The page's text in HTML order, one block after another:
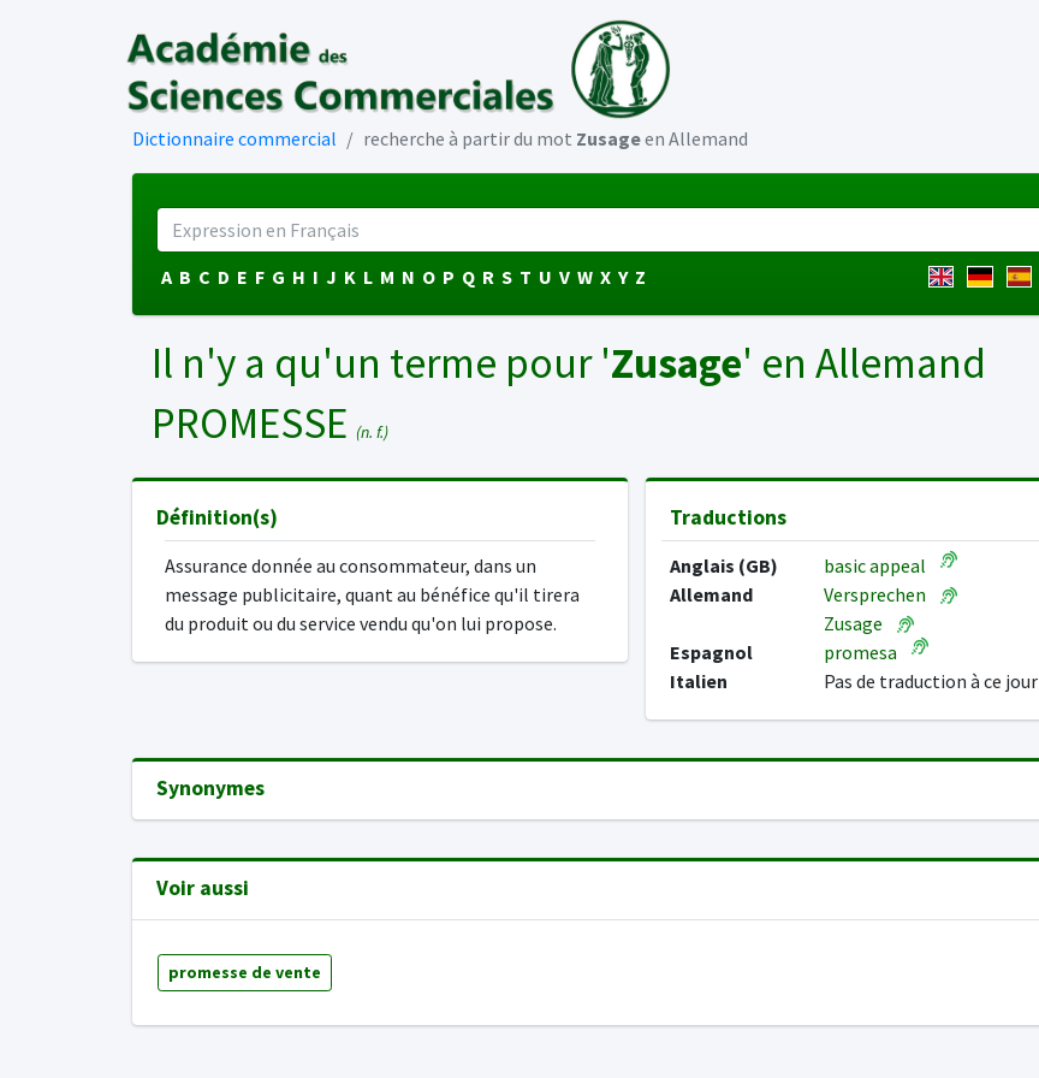
Dictionnaire commercial recherche à partir du mot Zusageen Allemand
A B C D E F G H I J K L M N O P Q R S T U V W X Y Z
Il n'y a qu'un terme pour 'Zusage' en Allemand
PROMESSE (n. f.)
Définition(s)
Assurance donnée au consommateur, dans un
message publicitaire, quant au bénéfice qu'il tirera
du produit ou du service vendu qu'on lui propose.
Traductions
Anglais (GB)
basic appeal
Allemand
Versprechen
Zusage
Espagnol
promesa
Italien
Pas de traduction à ce jour
Synonymes
Voir aussi
promesse de vente